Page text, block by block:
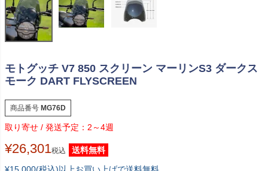
モトグッチ V7 850 スクリーン マーリンS3 ダークス
モーク DART FLYSCREEN
商品番号 MG76D
2～4週
¥26,301税込
送料無料